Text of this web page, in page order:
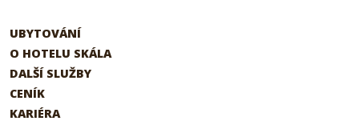
UBYTOVÁNÍ
O HOTELU SKÁLA
DALŠÍ SLUŽBY
CENÍK
KARIÉRA